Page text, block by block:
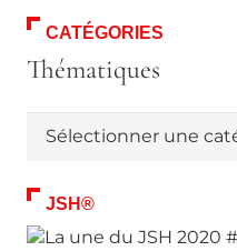
CATÉGORIES
Thématiques
JSH®